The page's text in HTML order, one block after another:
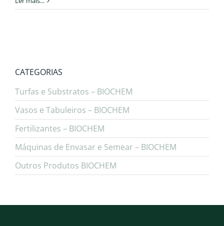
CATEGORIAS
Turfas e Substratos – BIOCHEM
Vasos e Tabuleiros – BIOCHEM
Fertilizantes – BIOCHEM
Máquinas de Envasar e Semear – BIOCHEM
Outros Produtos BIOCHEM